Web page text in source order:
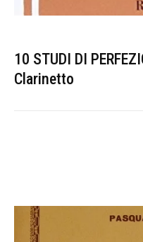
10 STUDI DI
Clarinetto